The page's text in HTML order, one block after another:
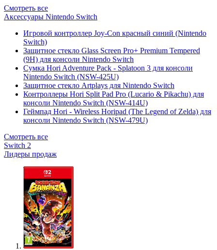
Смотреть все
Аксессуары Nintendo Switch
Игровой контроллер Joy-Con красный синий (Nintendo
Switch)
Защитное стекло Glass Screen Pro+ Premium Tempered
(9H) для консоли Nintendo Switch
Сумка Hori Adventure Pack - Splatoon 3 для консоли
Nintendo Switch (NSW-425U)
Защитное стекло Artplays для Nintendo Switch
Контроллеры Hori Split Pad Pro (Lucario & Pikachu) для
консоли Nintendo Switch (NSW-414U)
Геймпад Hori - Wireless Horipad (The Legend of Zelda) для
консоли Nintendo Switch (NSW-479U)
Смотреть все
Switch 2
Лидеры продаж